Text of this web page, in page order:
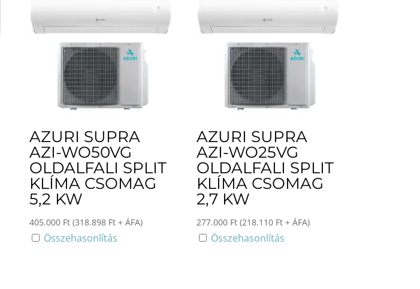
AZURI SUPRA
AZI-WO50VG
OLDALFALI SPLIT
KLÍMA CSOMAG
5,2 KW
405.000 Ft (318.898 Ft + ÁFA)
Összehasonlítás
AZURI SUPRA
AZI-WO25VG
OLDALFALI SPLIT
KLÍMA CSOMAG
2,7 KW
277.000 Ft (218.110 Ft + ÁFA)
Összehasonlítás